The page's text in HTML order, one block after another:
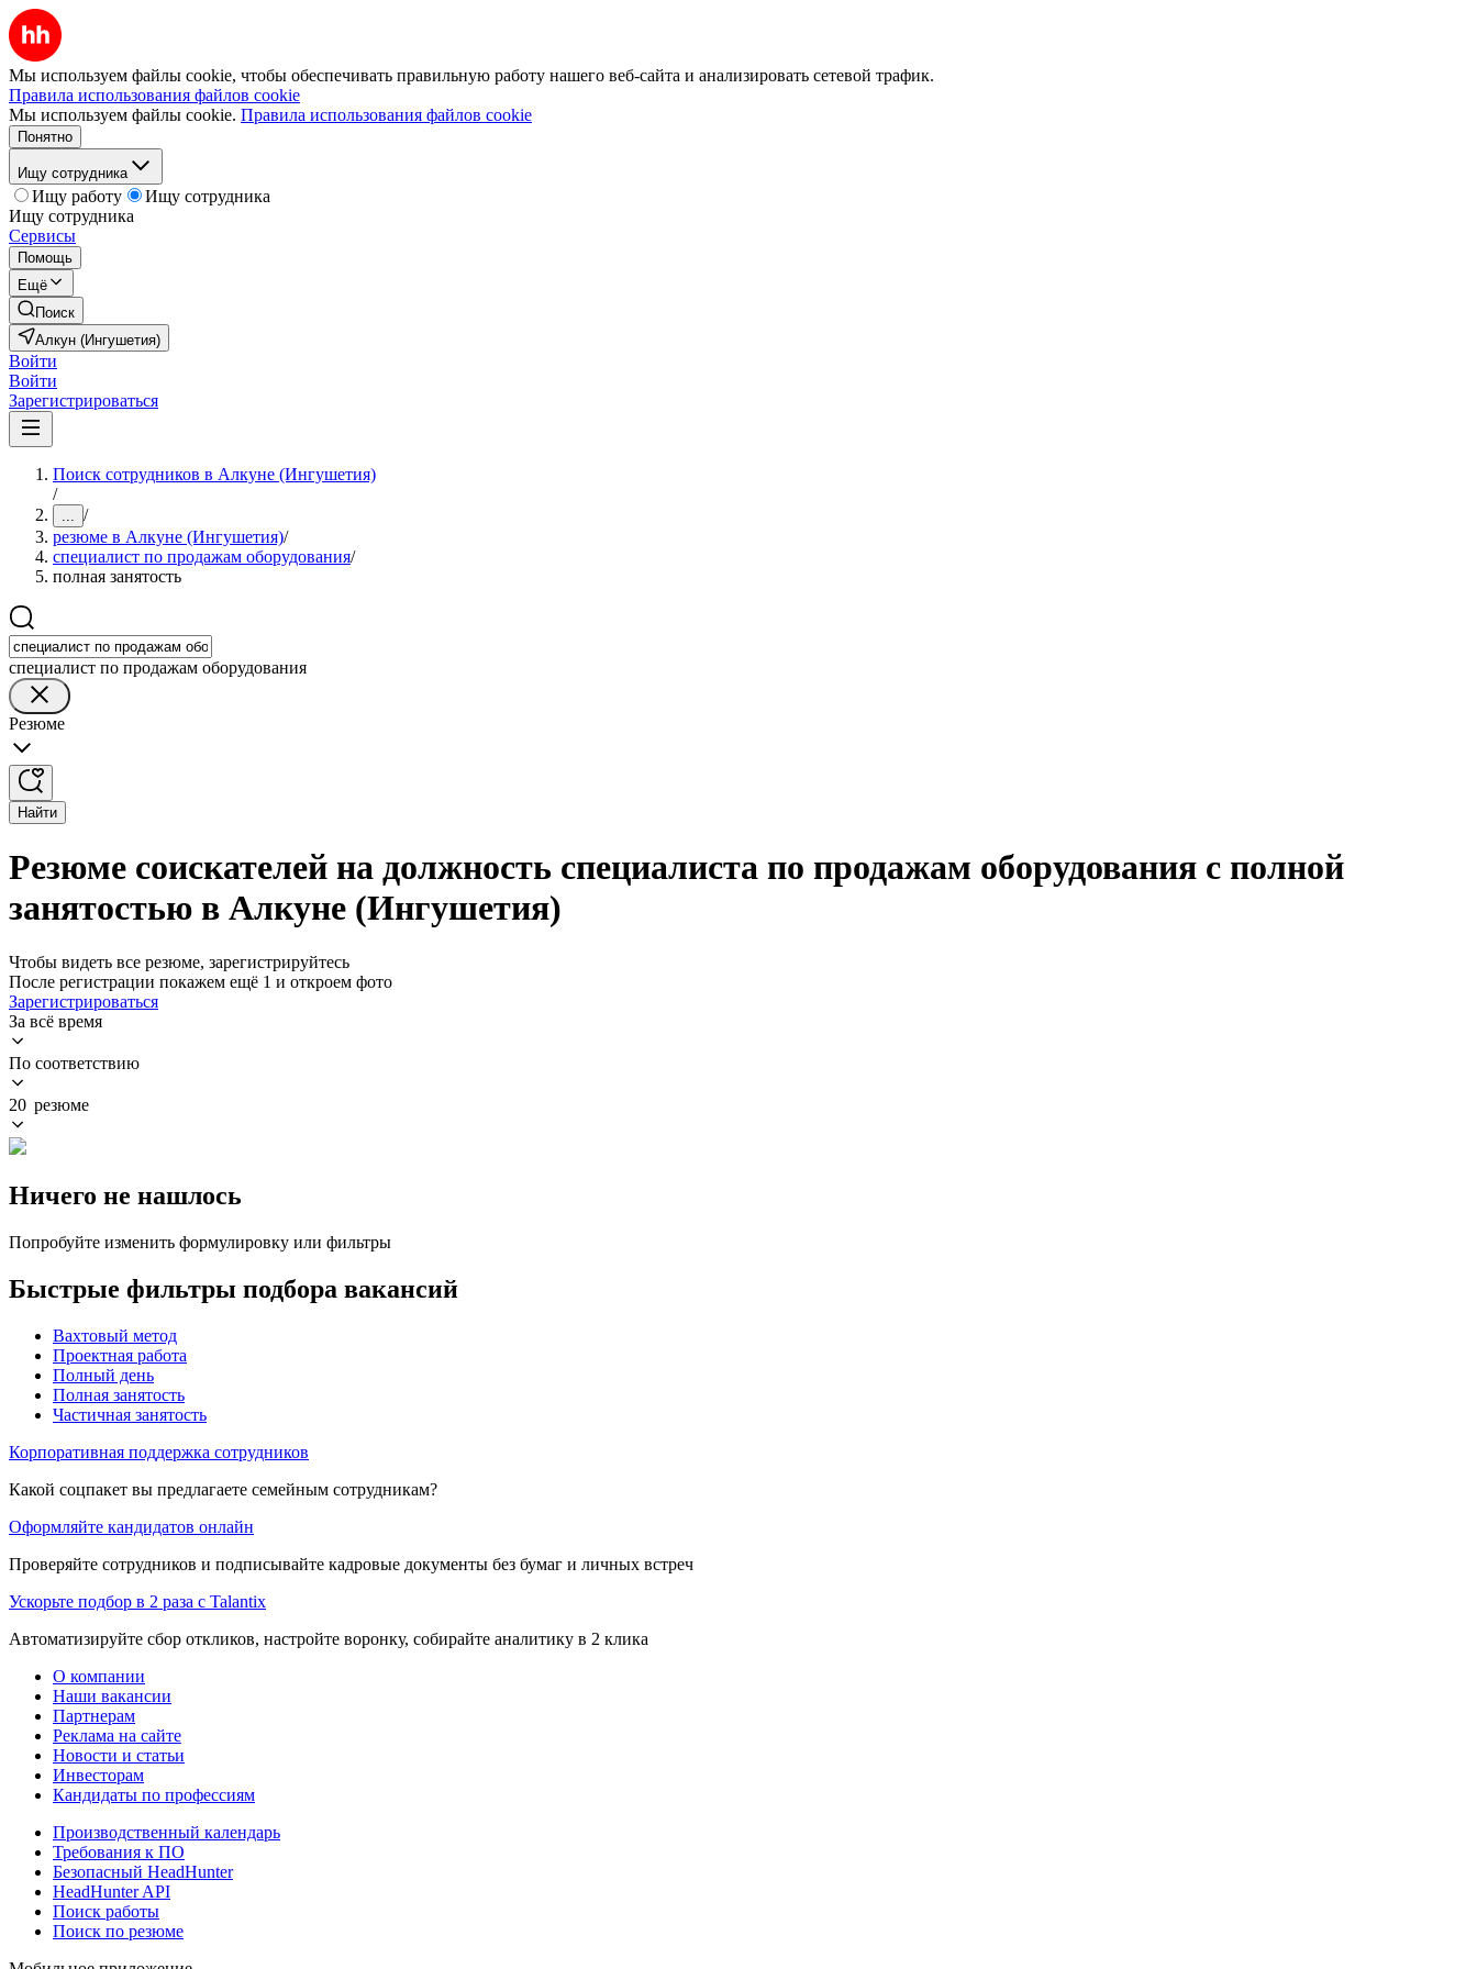
Мы используем файлы cookie, чтобы обеспечивать правильную работу нашего веб-сайта и анализировать сетевой трафик.
Правила использования файлов cookie
Мы используем файлы cookie. Правила использования файлов cookie
Понятно
Ищу сотрудника
Ищу работу
Ищу сотрудника
Ищу сотрудника
Сервисы
Помощь
Ещё
Поиск
Алкун (Ингушетия)
Войти
Войти
Зарегистрироваться
Поиск сотрудников в Алкуне (Ингушетия)
/
... /
резюме в Алкуне (Ингушетия)/
специалист по продажам оборудования/
полная занятость
специалист по продажам оборудования
Резюме
Найти
Резюме соискателей на должность специалиста по продажам оборудования с полной
занятостью в Алкуне (Ингушетия)
Чтобы видеть все резюме, зарегистрируйтесь
После регистрации покажем ещё 1 и откроем фото
Зарегистрироваться
За всё время
По соответствию
20 резюме
Ничего не нашлось
Попробуйте изменить формулировку или фильтры
Быстрые фильтры подбора вакансий
Вахтовый метод
Проектная работа
Полный день
Полная занятость
Частичная занятость
Корпоративная поддержка сотрудников
Какой соцпакет вы предлагаете семейным сотрудникам?
Оформляйте кандидатов онлайн
Проверяйте сотрудников и подписывайте кадровые документы без бумаг и личных встреч
Ускорьте подбор в 2 раза с Talantix
Автоматизируйте сбор откликов, настройте воронку, собирайте аналитику в 2 клика
О компании
Наши вакансии
Партнерам
Реклама на сайте
Новости и статьи
Инвесторам
Кандидаты по профессиям
Производственный календарь
Требования к ПО
Безопасный HeadHunter
HeadHunter API
Поиск работы
Поиск по резюме